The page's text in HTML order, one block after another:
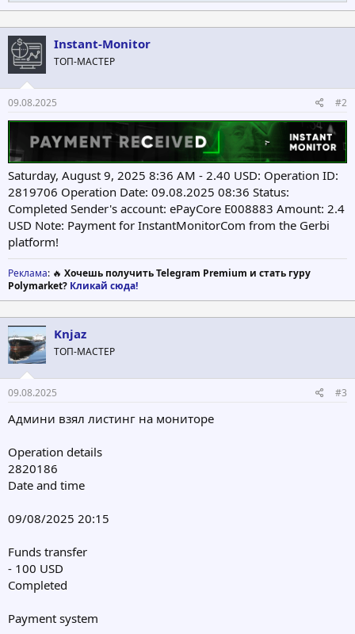
а
к
ц
и
и
:
Instant-Monitor
ТОП-МАСТЕР
09.08.2025 #2
Saturday, August 9, 2025 8:36 AM - 2.40 USD: Operation ID:
2819706 Operation Date: 09.08.2025 08:36 Status:
Completed Sender's account: ePayCore E008883 Amount: 2.4
USD Note: Payment for InstantMonitorCom from the Gerbi
platform!
Реклама: 🔥 Хочешь получить Telegram Premium и стать гуру
Polymarket? Кликай сюда!
Knjaz
ТОП-МАСТЕР
09.08.2025 #3
Админи взял листинг на мониторе
Operation details
2820186
Date and time
09/08/2025 20:15
Funds transfer
- 100 USD
Completed
Payment system